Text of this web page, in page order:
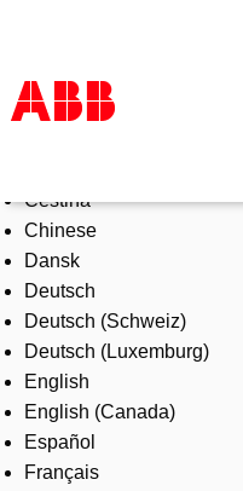
Products & Solutions
Industries
Services
About us
Where to buy
Contact us
Careers
Čeština
Chinese
Dansk
Deutsch
Deutsch (Schweiz)
Deutsch (Luxemburg)
English
English (Canada)
Español
Français